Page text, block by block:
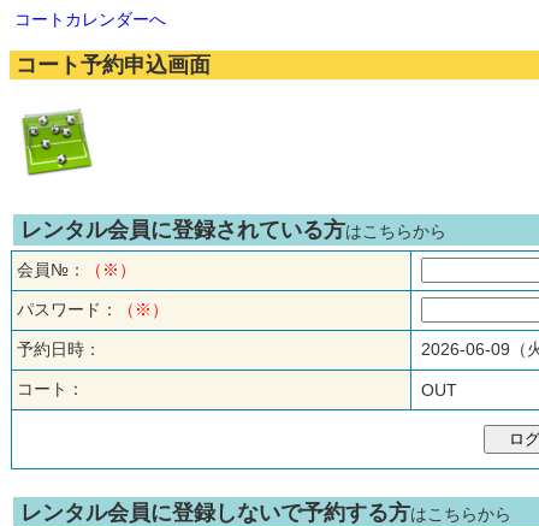
コートカレンダーへ
コート予約申込画面
レンタル会員に登録されている方はこちらから
会員№：
（※）
パスワード： （※）
予約日時： 2026-06-09
コート： OUT
レンタル会員に登録しないで予約する方はこちらから